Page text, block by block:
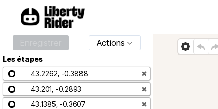
Actions
Les étapes
43.2262, -0.3888
✖
43.201, -0.2893
✖
43.1385, -0.3607
✖